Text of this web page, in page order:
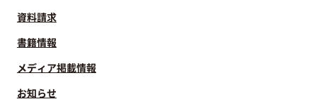
資料請求
書籍情報
メディア掲載情報
お知らせ